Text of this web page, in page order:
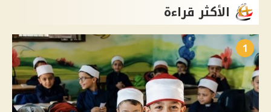
الأكثر قراءة
1